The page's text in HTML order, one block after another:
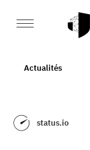
Actualités
status.io